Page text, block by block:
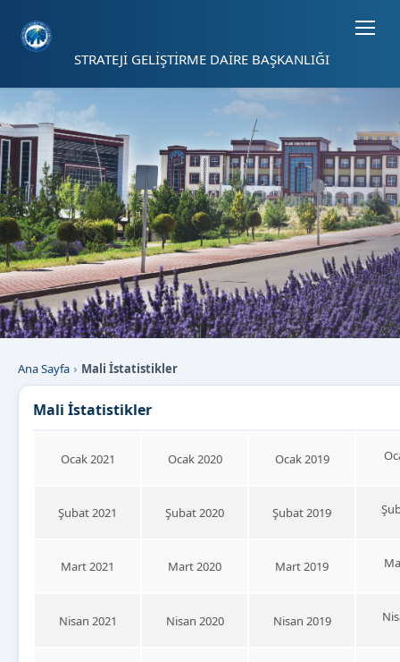
STRATEJİ GELİŞTİRME DAİRE BAŞKANLIĞI
Ana Sayfa Mali İstatistikler
Mali İstatistikler
Ocak 2021 Ocak 2020 Ocak 2019
Şubat 2021 Şubat 2020 Şubat 2019
Mart 2021 Mart 2020 Mart 2019
Nisan 2021 Nisan 2020 Nisan 2019